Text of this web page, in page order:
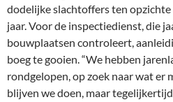
dodelijke slachtoffers ten
jaar. Voor de inspectiedienst, die
bouwplaatsen controleert,
boeg te gooien. “We hebben
rondgelopen, op zoek naar wat er
blijven we doen, maar